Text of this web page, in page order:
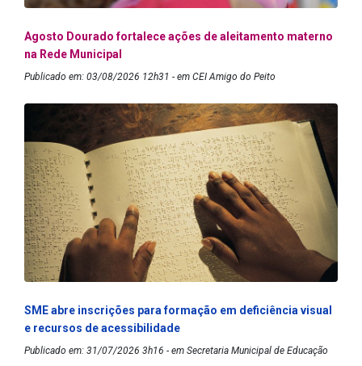
Agosto Dourado fortalece ações de aleitamento materno
na Rede Municipal
Publicado em: 03/08/2026 12h31 - em CEI Amigo do Peito
SME abre inscrições para formação em deficiência visual
e recursos de acessibilidade
Publicado em: 31/07/2026 3h16 - em Secretaria Municipal de Educação